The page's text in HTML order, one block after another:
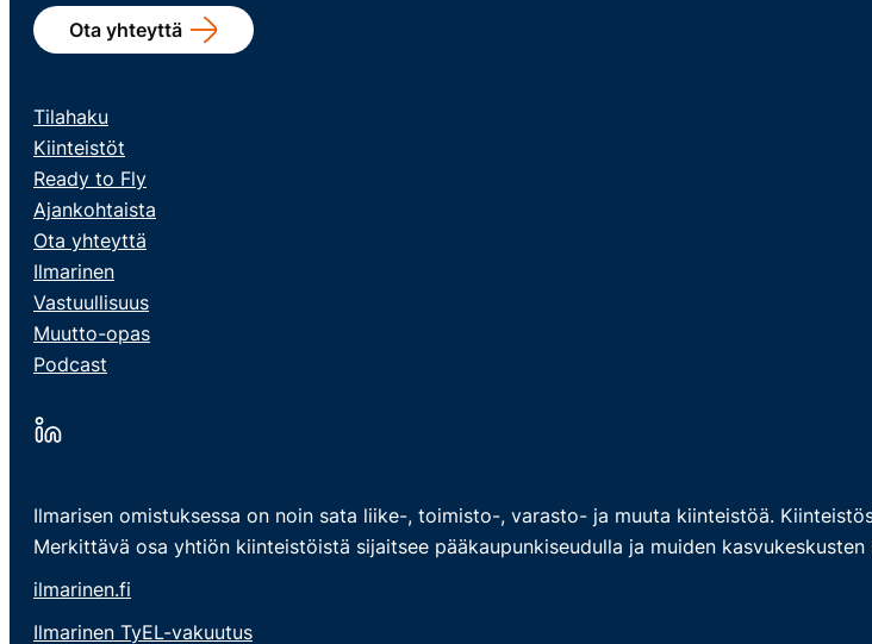
Ota yhteyttä
Tilahaku
Kiinteistöt
Ready to Fly
Ajankohtaista
Ota yhteyttä
Ilmarinen
Vastuullisuus
Muutto-opas
Podcast
Ilmarisen omistuksessa on noin sata liike-, toimisto-, varasto- ja muuta kiinteistöä.
Merkittävä osa yhtiön kiinteistöistä sijaitsee pääkaupunkiseudulla ja muiden
ilmarinen.fi
Ilmarinen TyEL-vakuutus